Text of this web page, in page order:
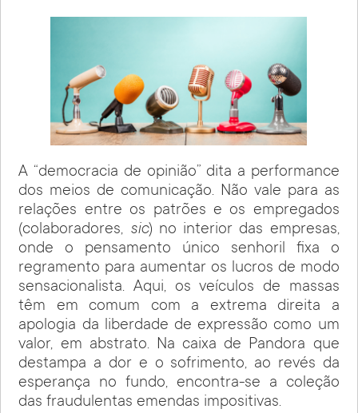
A “democracia de opinião” dita a performance
dos meios de comunicação. Não vale para as
relações entre os patrões e os empregados
(colaboradores, sic) no interior das empresas,
onde o pensamento único senhoril fixa o
regramento para aumentar os lucros de modo
sensacionalista. Aqui, os veículos de massas
têm em comum com a extrema direita a
apologia da liberdade de expressão como um
valor, em abstrato. Na caixa de Pandora que
destampa a dor e o sofrimento, ao revés da
esperança no fundo, encontra-se a coleção
das fraudulentas emendas impositivas.